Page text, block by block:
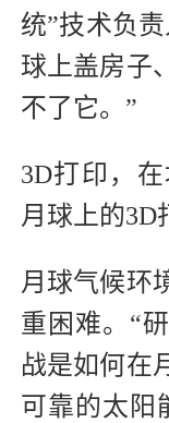
统”技术负
球上盖房子
不了它。”
3D打印，
月球上的3D
月球气候环
重困难。“
战是如何在
可靠的太阳